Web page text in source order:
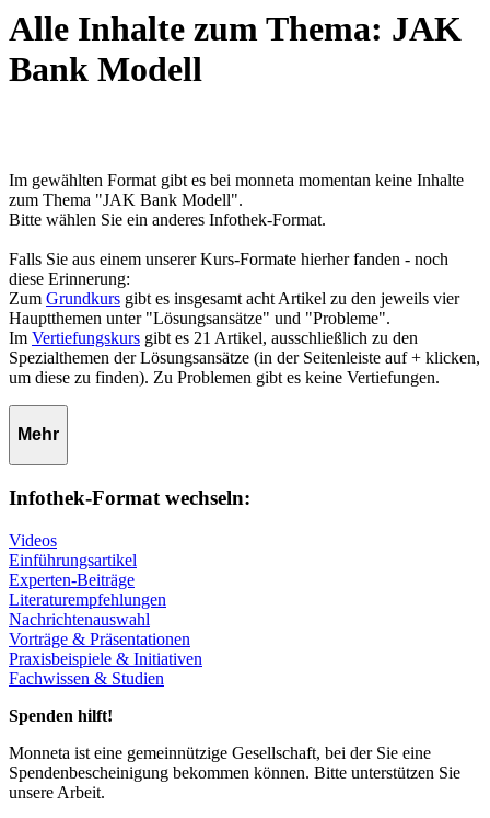
Alle Inhalte zum Thema: JAK
Bank Modell
Im gewählten Format gibt es bei monneta momentan keine Inhalte
zum Thema "JAK Bank Modell".
Bitte wählen Sie ein anderes Infothek-Format.
Falls Sie aus einem unserer Kurs-Formate hierher fanden - noch
diese Erinnerung:
Zum Grundkurs gibt es insgesamt acht Artikel zu den jeweils vier
Hauptthemen unter "Lösungsansätze" und "Probleme".
Im Vertiefungskurs gibt es 21 Artikel, ausschließlich zu den
Spezialthemen der Lösungsansätze (in der Seitenleiste auf + klicken,
um diese zu finden). Zu Problemen gibt es keine Vertiefungen.
Mehr
Infothek-Format wechseln:
Videos
Einführungsartikel
Experten-Beiträge
Literaturempfehlungen
Nachrichtenauswahl
Vorträge & Präsentationen
Praxisbeispiele & Initiativen
Fachwissen & Studien
Spenden hilft!
Monneta ist eine gemeinnützige Gesellschaft, bei der Sie eine
Spendenbescheinigung bekommen können. Bitte unterstützen Sie
unsere Arbeit.